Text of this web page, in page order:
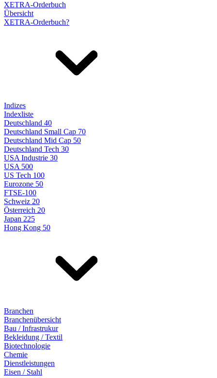
XETRA-Orderbuch
Übersicht
XETRA-Orderbuch?
Indizes
Indexliste
Deutschland 40
Deutschland Small Cap 70
Deutschland Mid Cap 50
Deutschland Tech 30
USA Industrie 30
USA 500
US Tech 100
Eurozone 50
FTSE-100
Schweiz 20
Österreich 20
Japan 225
Hong Kong 50
Branchen
Branchenübersicht
Bau / Infrastrukur
Bekleidung / Textil
Biotechnologie
Chemie
Dienstleistungen
Eisen / Stahl